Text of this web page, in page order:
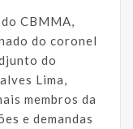
CBMMA,
do coronel
do
Lima,
membros da
e demandas